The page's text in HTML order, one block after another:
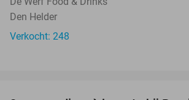
Den Helder
Verkocht: 248